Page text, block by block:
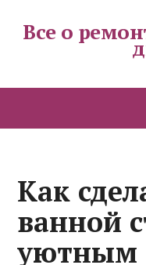
Все о
Как
ванной
уютным